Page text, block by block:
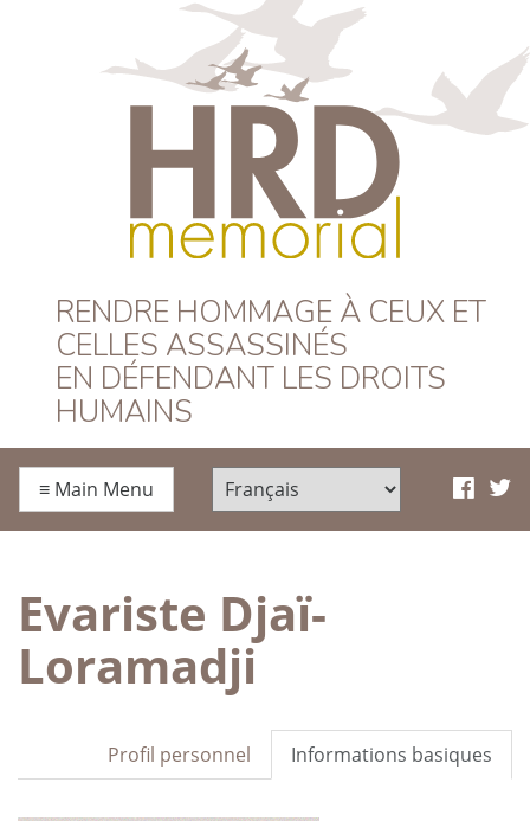
HRD Memorial –
Français
RENDRE HOMMAGE À CEUX ET
CELLES ASSASSINÉS
EN DÉFENDANT LES DROITS
HUMAINS
≡ Main Menu
Evariste Djaï-
Loramadji
Informations basiques
Profil personnel